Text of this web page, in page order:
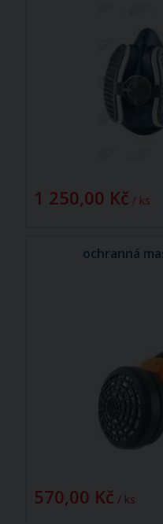
1 250,00 Kč / ks
ochranná
570,00 Kč / ks